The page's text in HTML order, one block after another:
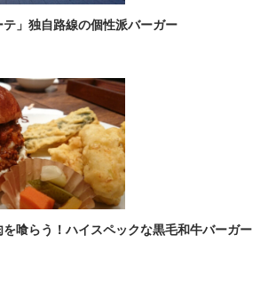
テ」独自路線の個性派バーガー
を喰らう！ハイスペックな黒毛和牛バーガー